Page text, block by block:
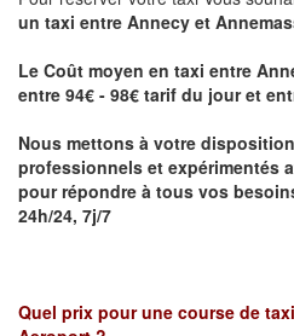
un taxi entre Annecy et
Le Coût moyen en taxi entre
entre 94€ - 98€ tarif du jour et
Nous mettons à votre
professionnels et expérimentés
pour répondre à tous vos
24h/24, 7j/7
Quel prix pour une course de